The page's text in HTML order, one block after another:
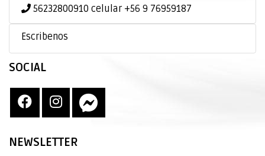
56232800910 celular +56 9 76959187
Escribenos
SOCIAL
NEWSLETTER